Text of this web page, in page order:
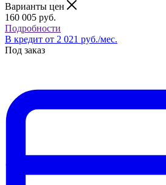
Варианты цен
160 005 руб.
Подробности
В кредит от 2 021 руб./мес.
Под заказ